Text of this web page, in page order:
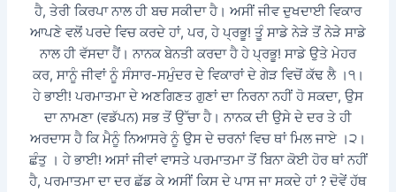
ਹੈ, ਤੇਰੀ ਕਿਰਪਾ ਨਾਲ ਹੀ ਬਚ ਸਕੀਦਾ ਹੈ। ਅਸੀਂ ਜੀਵ ਦੁਖਦਾਈ ਵਿਕਾਰ
ਆਪਣੇ ਵਲੋਂ ਪਰਦੇ ਵਿਚ ਕਰਦੇ ਹਾਂ, ਪਰ, ਹੇ ਪ੍ਰਭੂ! ਤੂੰ ਸਾਡੇ ਨੇੜੇ ਤੋਂ ਨੇੜੇ ਸਾਡੇ
ਨਾਲ ਹੀ ਵੱਸਦਾ ਹੈਂ। ਨਾਨਕ ਬੇਨਤੀ ਕਰਦਾ ਹੈ ਹੇ ਪ੍ਰਭੂ! ਸਾਡੇ ਉਤੇ ਮੇਹਰ
ਕਰ, ਸਾਨੂੰ ਜੀਵਾਂ ਨੂੰ ਸੰਸਾਰ-ਸਮੁੰਦਰ ਦੇ ਵਿਕਾਰਾਂ ਦੇ ਗੇੜ ਵਿਚੋਂ ਕੱਢ ਲੈ ।੧।
ਹੇ ਭਾਈ! ਪਰਮਾਤਮਾ ਦੇ ਅਣਗਿਣਤ ਗੁਣਾਂ ਦਾ ਨਿਰਨਾ ਨਹੀਂ ਹੋ ਸਕਦਾ, ਉਸ
ਦਾ ਨਾਮਣਾ (ਵਡੱਪਨ) ਸਭ ਤੋਂ ਉੱਚਾ ਹੈ। ਨਾਨਕ ਦੀ ਉਸੇ ਦੇ ਦਰ ਤੇ ਹੀ
ਅਰਦਾਸ ਹੈ ਕਿ ਮੈਨੂੰ ਨਿਆਸਰੇ ਨੂੰ ਉਸ ਦੇ ਚਰਨਾਂ ਵਿਚ ਥਾਂ ਮਿਲ ਜਾਏ ।੨।
ਛੰਤੁ । ਹੇ ਭਾਈ! ਅਸਾਂ ਜੀਵਾਂ ਵਾਸਤੇ ਪਰਮਾਤਮਾ ਤੋਂ ਬਿਨਾ ਕੋਈ ਹੋਰ ਥਾਂ ਨਹੀਂ
ਹੈ, ਪਰਮਾਤਮਾ ਦਾ ਦਰ ਛੱਡ ਕੇ ਅਸੀਂ ਕਿਸ ਦੇ ਪਾਸ ਜਾ ਸਕਦੇ ਹਾਂ ? ਦੋਵੇਂ ਹੱਥ